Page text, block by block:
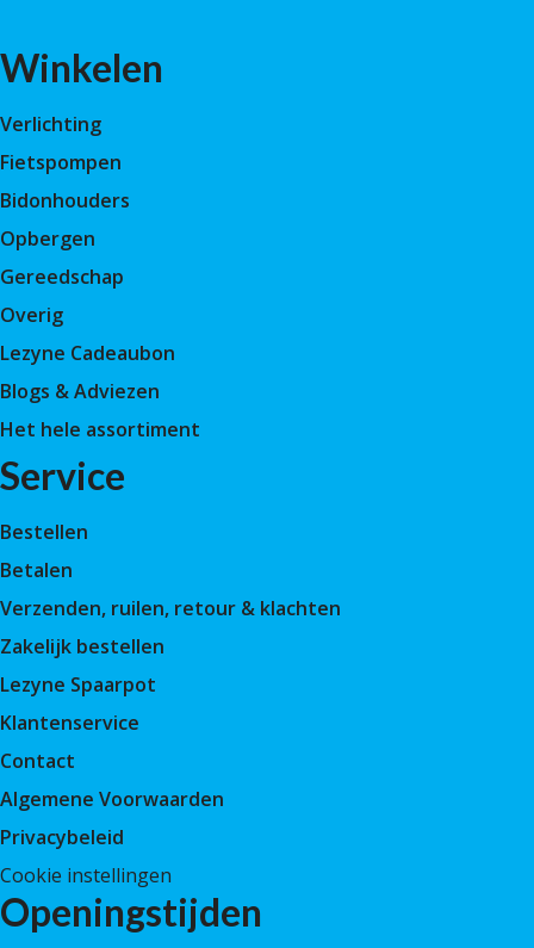
Winkelen
Verlichting
Fietspompen
Bidonhouders
Opbergen
Gereedschap
Overig
Lezyne Cadeaubon
Blogs & Adviezen
Het hele assortiment
Service
Bestellen
Betalen
Verzenden, ruilen, retour & klachten
Zakelijk bestellen
Lezyne Spaarpot
Klantenservice
Contact
Algemene Voorwaarden
Privacybeleid
Cookie instellingen
Openingstijden